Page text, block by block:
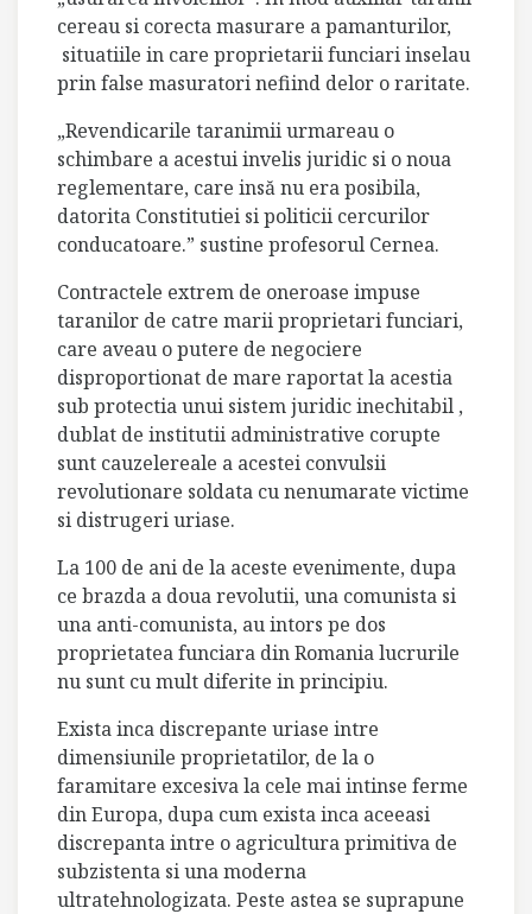
cereau si corecta masurare a pamanturilor,
situatiile in care proprietarii funciari inselau
prin false masuratori nefiind delor o raritate.
„Revendicarile taranimii urmareau o
schimbare a acestui invelis juridic si o noua
reglementare, care insă nu era posibila,
datorita Constitutiei si politicii cercurilor
conducatoare.” sustine profesorul Cernea.
Contractele extrem de oneroase impuse
taranilor de catre marii proprietari funciari,
care aveau o putere de negociere
disproportionat de mare raportat la acestia
sub protectia unui sistem juridic inechitabil ,
dublat de institutii administrative corupte
sunt cauzelereale a acestei convulsii
revolutionare soldata cu nenumarate victime
si distrugeri uriase.
La 100 de ani de la aceste evenimente, dupa
ce brazda a doua revolutii, una comunista si
una anti-comunista, au intors pe dos
proprietatea funciara din Romania lucrurile
nu sunt cu mult diferite in principiu.
Exista inca discrepante uriase intre
dimensiunile proprietatilor, de la o
faramitare excesiva la cele mai intinse ferme
din Europa, dupa cum exista inca aceeasi
discrepanta intre o agricultura primitiva de
subzistenta si una moderna
ultratehnologizata. Peste astea se suprapune